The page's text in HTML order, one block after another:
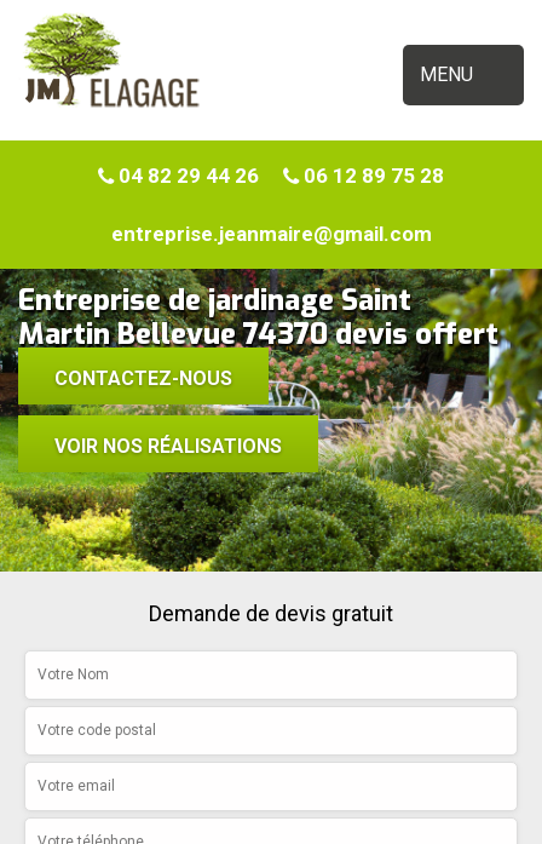
MENU
04 82 29 44 26 06 12 89 75 28
entreprise.jeanmaire@gmail.com
Entreprise de jardinage Saint
Martin Bellevue 74370 devis offert
CONTACTEZ-NOUS
VOIR NOS RÉALISATIONS
Demande de devis gratuit